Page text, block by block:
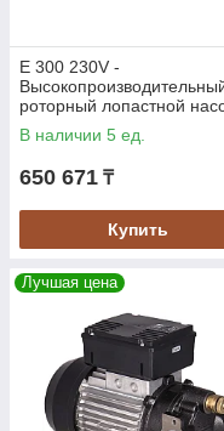
E 300 230V -
роторный лопастной
для ДТ, до 550 л/мин,
В наличии 5 ед.
650 671 ₸
Купить
Лучшая цена